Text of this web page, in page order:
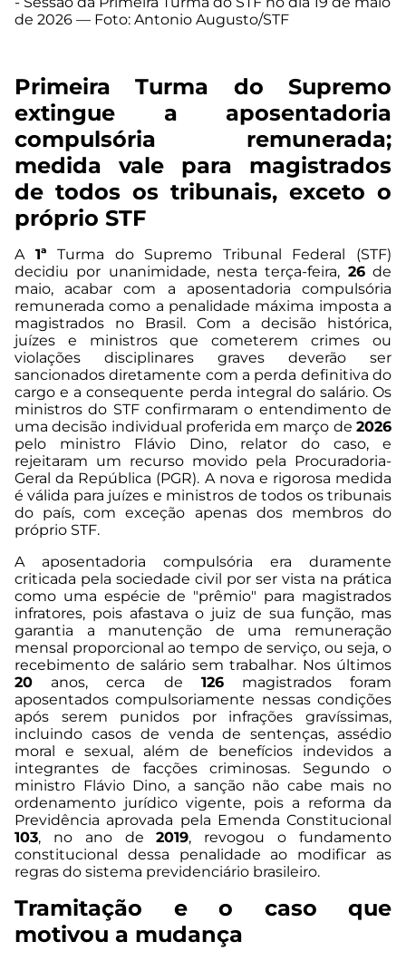
de 2026 — Foto: Antonio Augusto/STF
Primeira Turma do Supremo
extingue a aposentadoria
compulsória remunerada;
medida vale para magistrados
de todos os tribunais, exceto o
próprio STF
A 1ª Turma do Supremo Tribunal Federal (STF)
decidiu por unanimidade, nesta terça-feira, 26de
maio, acabar com a aposentadoria compulsória
remunerada como a penalidade máxima imposta a
magistrados no Brasil. Com a decisão histórica,
juízes e ministros que cometerem crimes ou
violações disciplinares graves deverão ser
sancionados diretamente com a perda definitiva do
cargo e a consequente perda integral do salário. Os
ministros do STF confirmaram o entendimento de
uma decisão individual proferida em março de 2026
pelo ministro Flávio Dino, relator do caso, e
rejeitaram um recurso movido pela Procuradoria-
Geral da República (PGR). A nova e rigorosa medida
é válida para juízes e ministros de todos os tribunais
do país, com exceção apenas dos membros do
próprio STF.
A aposentadoria compulsória era duramente
criticada pela sociedade civil por ser vista na prática
como uma espécie de "prêmio" para magistrados
infratores, pois afastava o juiz de sua função, mas
garantia a manutenção de uma remuneração
mensal proporcional ao tempo de serviço, ou seja, o
recebimento de salário sem trabalhar. Nos últimos
20 anos, cerca de 126magistrados foram
aposentados compulsoriamente nessas condições
após serem punidos por infrações gravíssimas,
incluindo casos de venda de sentenças, assédio
moral e sexual, além de benefícios indevidos a
integrantes de facções criminosas. Segundo o
ministro Flávio Dino, a sanção não cabe mais no
ordenamento jurídico vigente, pois a reforma da
Previdência aprovada pela Emenda Constitucional
103, no ano de2019, revogou o fundamento
constitucional dessa penalidade ao modificar as
regras do sistema previdenciário brasileiro.
Tramitação e o caso que
motivou a mudança